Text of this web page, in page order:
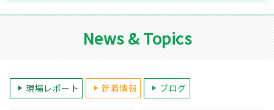
News & Topics
現場レポート 新着情報 ブログ